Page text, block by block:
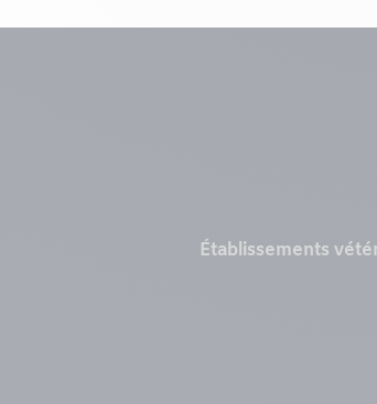
Établissements